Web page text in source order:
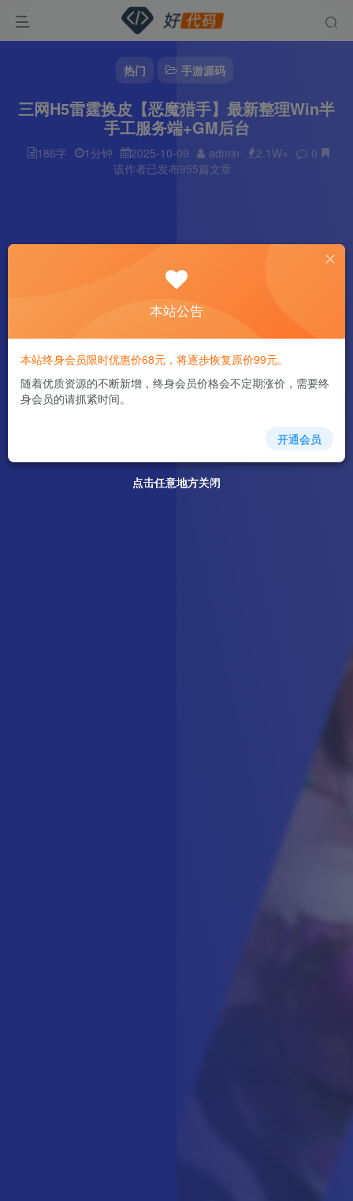
热门 手游源码
三网H5雷霆换皮【恶魔猎手】最新整理Win半
手工服务端+GM后台
186字 1分钟 2025-10-09 admin 2.1W+
0
该作者已发布955篇文章
点击任意地方关闭
点击任意地方关闭
点击任意地方关闭
点击任意地方关闭
本站公告
本站终身会员限时优惠价68元，将逐步恢复原价99元。
随着优质资源的不断新增，终身会员价格会不定期涨价，需要终
身会员的请抓紧时间。
开通会员